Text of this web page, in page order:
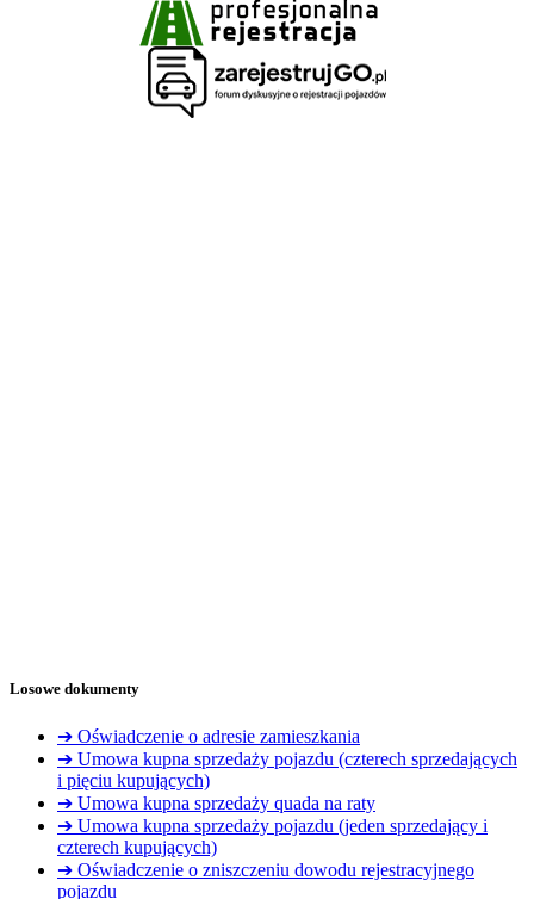
Losowe dokumenty
➔ Oświadczenie o adresie zamieszkania
➔ Umowa kupna sprzedaży pojazdu (czterech sprzedających
i pięciu kupujących)
➔ Umowa kupna sprzedaży quada na raty
➔ Umowa kupna sprzedaży pojazdu (jeden sprzedający i
czterech kupujących)
➔ Oświadczenie o zniszczeniu dowodu rejestracyjnego
pojazdu